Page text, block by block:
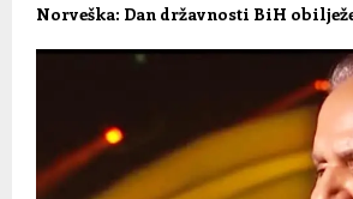
Norveška: Dan državnosti BiH